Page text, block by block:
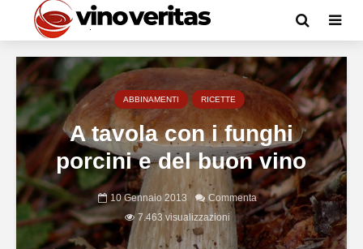
ABBINAMENTI RICETTE
A tavola con i funghi
porcini e del buon vino
10 Gennaio 2013
Commenta
7.463 visualizzazioni